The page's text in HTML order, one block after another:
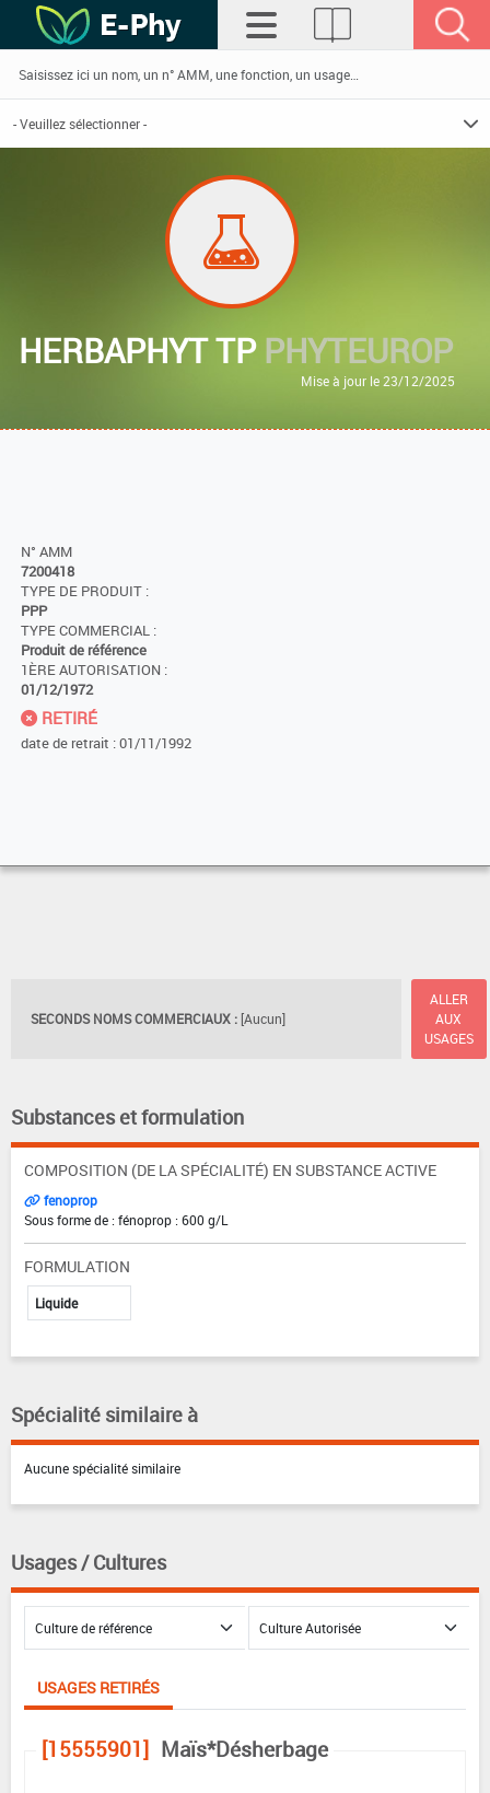
HERBAPHYT TPPHYTEUROP
Mise à jour le 23/12/2025
N° AMM
7200418
TYPE DE PRODUIT :
PPP
TYPE COMMERCIAL :
Produit de référence
1ÈRE AUTORISATION :
01/12/1972
RETIRÉ
date de retrait : 01/11/1992
SECONDS NOMS COMMERCIAUX : [Aucun]
ALLER
AUX
USAGES
Substances et formulation
COMPOSITION (DE LA SPÉCIALITÉ) EN SUBSTANCE ACTIVE
fenoprop
Sous forme de : fénoprop : 600 g/L
FORMULATION
Liquide
Spécialité similaire à
Aucune spécialité similaire
Usages / Cultures
USAGES RETIRÉS
[15555901] Maïs*Désherbage